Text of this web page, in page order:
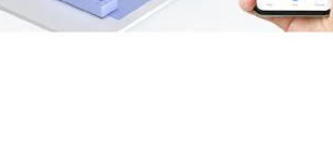
Información de las